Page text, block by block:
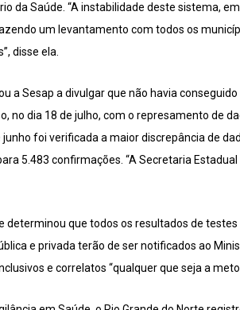
da Saúde. “A instabilidade deste sistema,
um levantamento com todos os
disse ela.
a Sesap a divulgar que não havia
no dia 18 de julho, com o represamento de
foi verificada a maior discrepância de
5.483 confirmações. “A Secretaria
determinou que todos os resultados de
e privada terão de ser notificados ao
e correlatos “qualquer que seja a